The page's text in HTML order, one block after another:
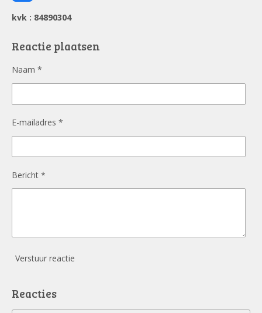
a
c
e
o
kvk : 84890304
Reactie plaatsen
Naam *
E-mailadres *
Bericht *
Verstuur reactie
Reacties